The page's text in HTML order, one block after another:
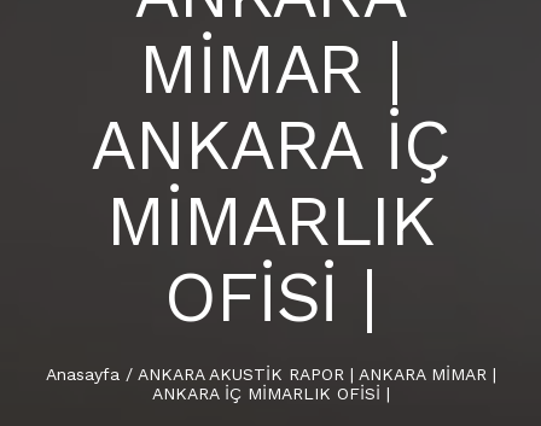
ANKARA İÇ MİMARLIK OFİSİ |
MİMAR |
ANKARA İÇ
MİMARLIK
OFİSİ |
Anasayfa / ANKARA AKUSTİK RAPOR | ANKARA MİMAR |
ANKARA İÇ MİMARLIK OFİSİ |